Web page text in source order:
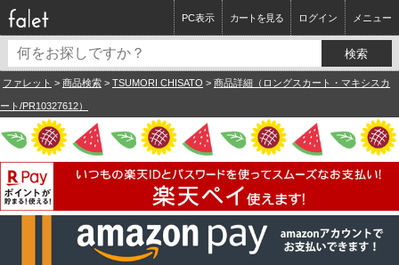
ログイン メニュー
カートを見る
PC表示
ファレット > 商品検索 > TSUMORI CHISATO > 商品詳細（ロングスカート・マキシスカ
ート/PR10327612）